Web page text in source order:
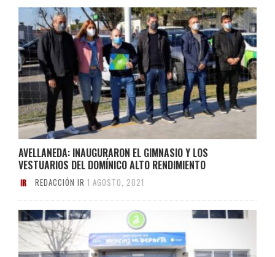
AVELLANEDA: INAUGURARON EL GIMNASIO Y LOS
VESTUARIOS DEL DOMÍNICO ALTO RENDIMIENTO
REDACCIÓN IR 1 AGOSTO, 2021